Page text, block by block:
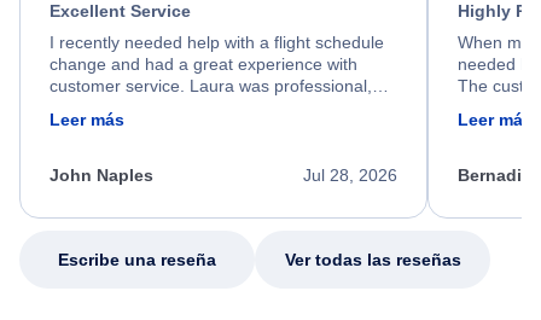
Excellent Service
I recently needed help with a flight schedule
change and had a great experience with
customer service. Laura was professional,
friendly, and very helpful throughout the
process. She quickly found a solution and
appreciate her excellent service.
Leer más
Jul 28, 2026
John Naples
Highly
When my
needed
The
calm,
my issue.
Leer más
Escribe una reseña Ver todas las reseñas